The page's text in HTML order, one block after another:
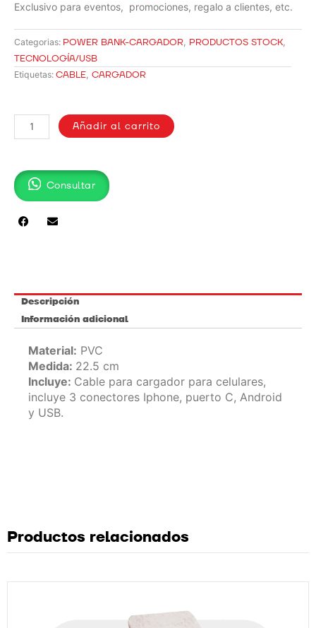
Exclusivo para eventos, promociones, regalo a clientes, etc.
Categorias: POWER BANK-CARGADOR, PRODUCTOS STOCK,
TECNOLOGÍA/USB
Etiquetas: CABLE, CARGADOR
CARGADOR
3
cantidad
Añadir al carrito
Consultar
Descripción
Información adicional
Material: PVC
Medida: 22.5 cm
Incluye: Cable para cargador para celulares,
incluye 3 conectores Iphone, puerto C, Android
y USB.
Productos relacionados